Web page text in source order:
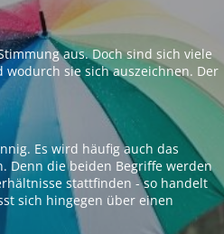
aus. Doch sind sich viele
sie sich auszeichnen. Der
Es wird häufig auch das
Denn die beiden Begriffe werden
stattfinden - so handelt
sich hingegen über einen